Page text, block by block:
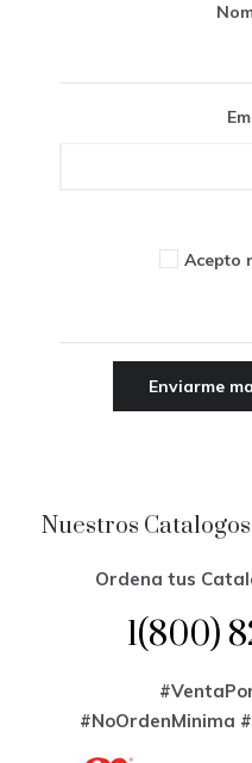
Acepto
Nuestros Catalogos
Ordena tus
1(800)
#NoOrdenMinima